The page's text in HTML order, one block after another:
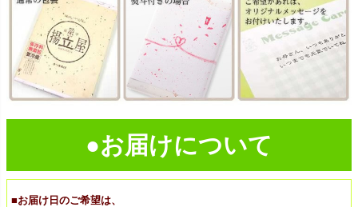
●お届けについて
■お届け日のご希望は、